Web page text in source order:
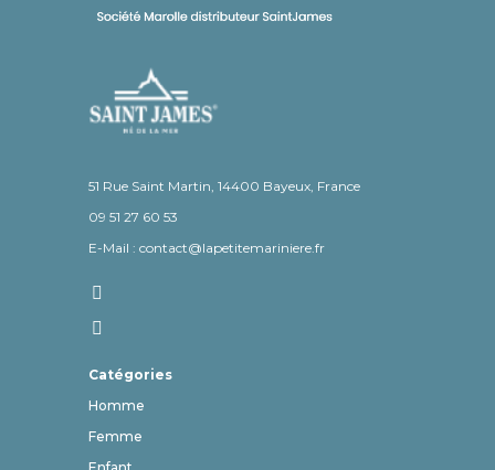
51 Rue Saint Martin, 14400 Bayeux, France
09 51 27 60 53
E-Mail : contact@lapetitemariniere.fr
Catégories
Homme
Femme